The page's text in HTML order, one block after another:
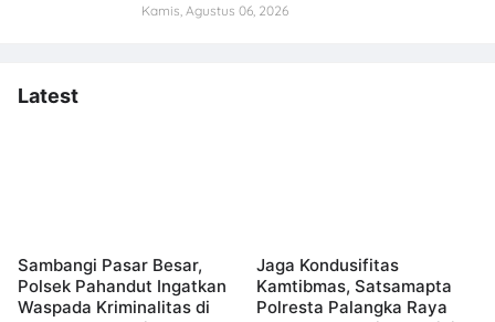
Kamis, Agustus 06, 2026
Latest
Sambangi Pasar Besar,
Polsek Pahandut Ingatkan
Waspada Kriminalitas di
Jaga Kondusifitas
Kamtibmas, Satsamapta
Polresta Palangka Raya